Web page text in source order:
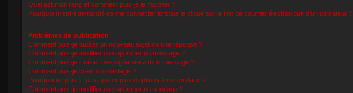
Quel est mon rang et comment puis-je le modifier ?
Pourquoi m’est-il demandé de me connecter lorsque je clique sur le lien de courrier électronique d’un utilisateur ?
Problèmes de publication
Comment puis-je publier un nouveau sujet ou une réponse ?
Comment puis-je modifier ou supprimer un message ?
Comment puis-je insérer une signature à mon message ?
Comment puis-je créer un sondage ?
Pourquoi ne puis-je pas ajouter plus d’options à un sondage ?
Comment puis-je modifier ou supprimer un sondage ?